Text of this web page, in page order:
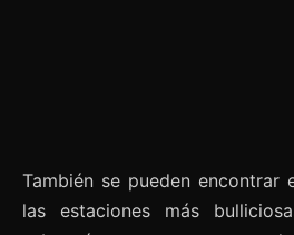
También se pueden encontrar
las estaciones más